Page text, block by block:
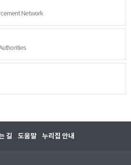
Network
길 도움말 누리집 안내